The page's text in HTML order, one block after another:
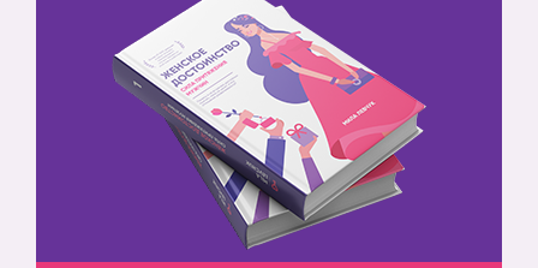
🎈